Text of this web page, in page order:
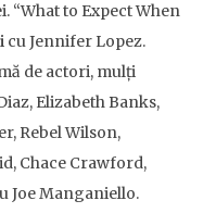
“What to Expect When
cu Jennifer Lopez.
de actori, mulți
Elizabeth Banks,
Rebel Wilson,
Chace Crawford,
Joe Manganiello.